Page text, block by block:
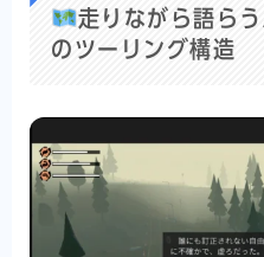
走りながら語ら
のツーリング構造